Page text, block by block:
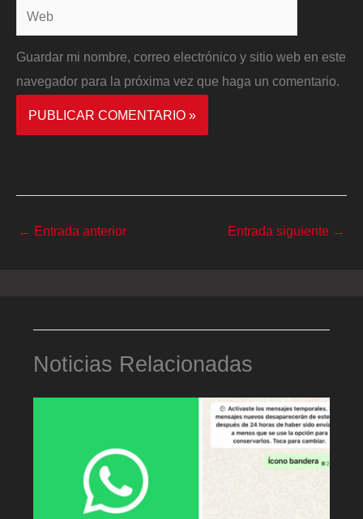
Web
Guardar mi nombre, correo electrónico y sitio web en este
navegador para la próxima vez que haga un comentario.
← Entrada anterior Entrada siguiente →
Noticias Relacionadas